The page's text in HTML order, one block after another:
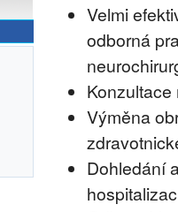
Velmi
odborná
Výměna
Dohledání